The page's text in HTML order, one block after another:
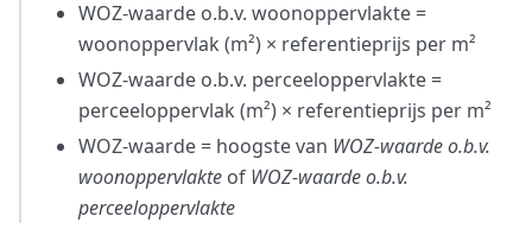
WOZ-waarde o.b.v. woonoppervlakte =
woonoppervlak (m²) × referentieprijs per m²
WOZ-waarde o.b.v. perceeloppervlakte =
perceeloppervlak (m²) × referentieprijs per m²
WOZ-waarde = hoogste van WOZ-waarde o.b.v.
woonoppervlakte of WOZ-waarde o.b.v.
perceeloppervlakte